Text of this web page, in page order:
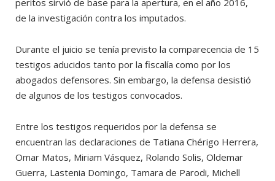
peritos sirvió de base para la apertura, en el año 2016,
de la investigación contra los imputados.
Durante el juicio se tenía previsto la comparecencia de 15
testigos aducidos tanto por la fiscalía como por los
abogados defensores. Sin embargo, la defensa desistió
de algunos de los testigos convocados.
Entre los testigos requeridos por la defensa se
encuentran las declaraciones de Tatiana Chérigo Herrera,
Omar Matos, Miriam Vásquez, Rolando Solis, Oldemar
Guerra, Lastenia Domingo, Tamara de Parodi, Michell